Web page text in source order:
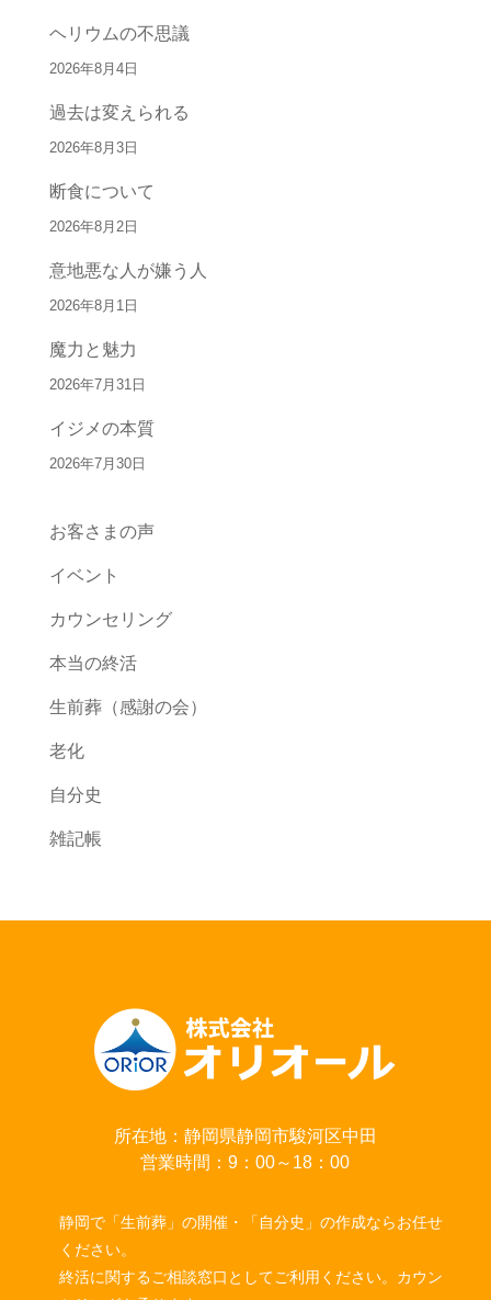
ヘリウムの不思議
2026年8月4日
過去は変えられる
2026年8月3日
断食について
2026年8月2日
意地悪な人が嫌う人
2026年8月1日
魔力と魅力
2026年7月31日
イジメの本質
2026年7月30日
お客さまの声
イベント
カウンセリング
本当の終活
生前葬（感謝の会）
老化
自分史
雑記帳
所在地：静岡県静岡市駿河区中田
営業時間：9：00～18：00
静岡で「生前葬」の開催・「自分史」の作成ならお任せ
ください。
終活に関するご相談窓口としてご利用ください。カウン